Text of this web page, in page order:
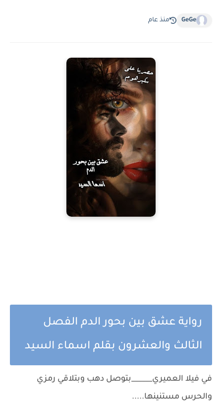
GeGe منذ عام
رواية عشق بين بحور الدم الفصل
الثالث والعشرون بقلم اسماء السيد
في فيلا العميري______بتوصل دهب وبتلاقي رمزي
والحرس مستنينها.....